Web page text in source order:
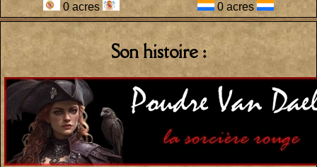
0 acres
0 acres
Son histoire :